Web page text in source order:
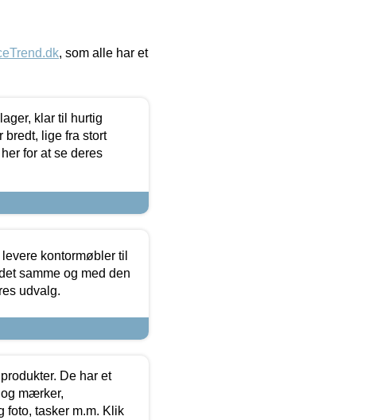
, som alle har et
klar til hurtig
bredt, lige fra stort
for at se deres
kontormøbler til
samme og med den
udvalg.
De har et
mærker,
foto, tasker m.m. Klik